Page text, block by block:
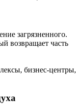
загрязненного.
возвращает часть
бизнес-центры,